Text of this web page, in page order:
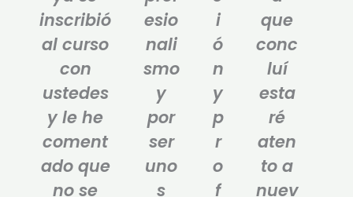
inscribió
al curso
con
ustedes
y le he
coment
ado que
no se
esio
nali
smo
y
por
ser
uno
s
i
ó
n
y
p
r
o
f
que
conc
luí
esta
ré
aten
to a
nuev